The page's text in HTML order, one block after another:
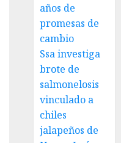
años de
promesas de
cambio
Ssa investiga
brote de
salmonelosis
vinculado a
chiles
jalapeños de